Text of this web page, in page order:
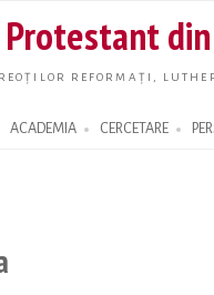
main
REFORMAȚI,
ACADEMIA CERCETARE